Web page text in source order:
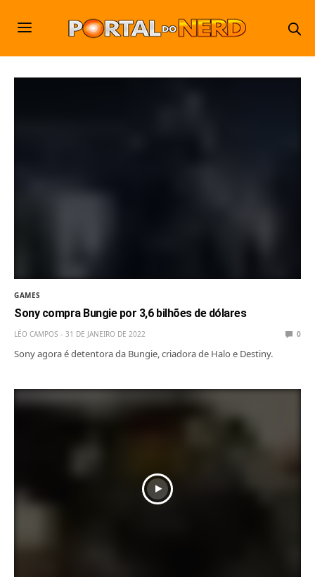
GAMES
Sony compra Bungie por 3,6 bilhões de dólares
LÉO CAMPOS 31 DE JANEIRO DE 2022 0
Sony agora é detentora da Bungie, criadora de Halo e Destiny.